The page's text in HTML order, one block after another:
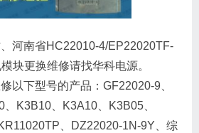
河南省HC22010-4/EP22020TF-
块更换维修请找华科电源。
以下型号的产品：GF22020-9、
K3B10、K3A10、K3B05、
、DZ22020-1N-9Y、综